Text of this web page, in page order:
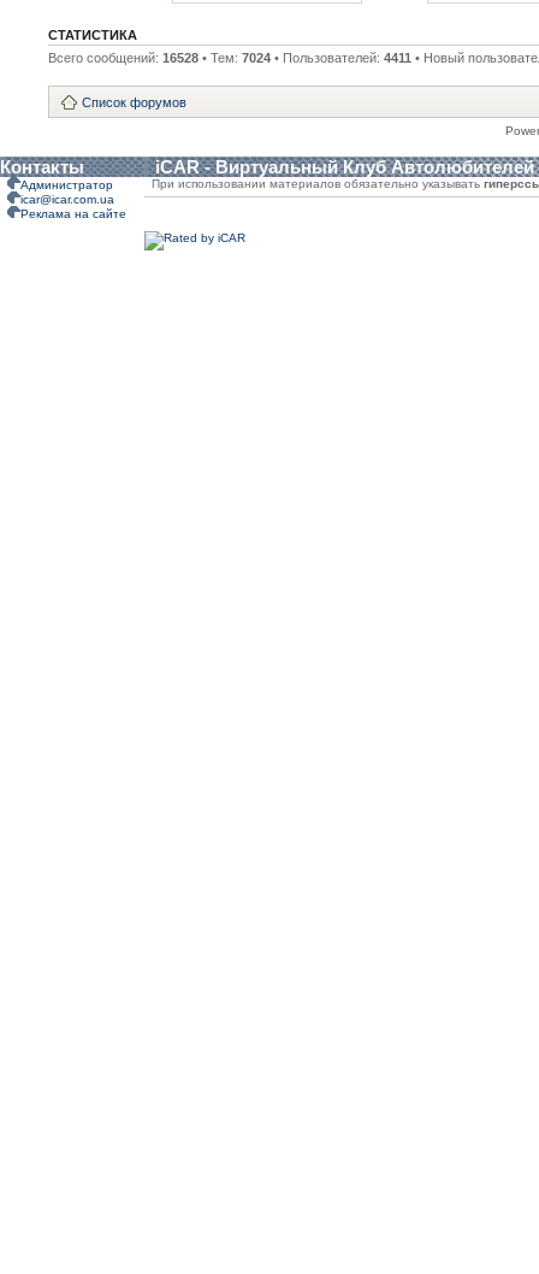
СТАТИСТИКА
Всего сообщений: 16528 • Тем: 7024 • Пользователей: 4411 • Новый
Список форумов
Контакты iCAR - Виртуальный Клуб Автолюбителей
Администратор
icar@icar.com.ua
Реклама на сайте
При использовании материалов обязательно указывать